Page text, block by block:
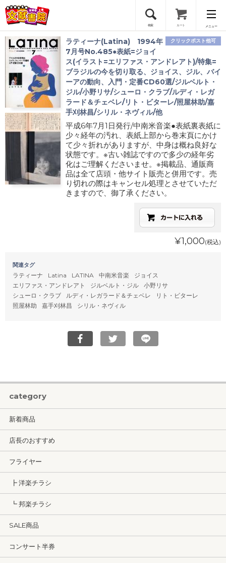
検索 カート メニュー
会員登録
ログイン
クリックポスト他可
ラティーナ(Latina) 1994年
7月号No.485●表紙=ジョイ
ス(イラスト=エリファス・アンドレアト)/特集=
ブラジルの今を切り取る、ジョイス、ジル、バイ
ーアの動向、入門・定番CD60選/ジルベルト・
ジル/小野リサ/シューロ・クラブ/ルディ・レガ
ラード＆チェベレ/リト・ビターレ/照屋林助/嘉
手刈林昌/シリル・ネヴィル/他
平成6年7月1日発行/中南米音楽●表紙裏表紙に
少々経年の汚れ、表紙上部から巻末頁にかけ
て少々折れがありますが、中身は概ね良好な
状態です。※古い雑誌ですので多少の経年劣
化はご理解くださいませ。※掲載品、通販商
品は全て店頭・他サイト販売と併用です。売
り切れの際はキャンセル処理とさせていただ
きますので、御了承ください。
¥1,000(税込)
関連タグ
ラティーナ Latina LATINA 中南米音楽
ジョイス
エリファス・アンドレアト
ジルベルト・ジル
小野リサ
シューロ・クラブ
ルディ・レガラード＆チェベレ
リト・ビターレ
照屋林助
嘉手刈林昌 シリル・ネヴィル
category
新着商品
店長のおすすめ
フライヤー
┣ 洋楽チラシ
┗ 邦楽チラシ
SALE商品
コンサート半券